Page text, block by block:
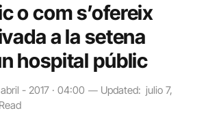
o com s’ofereix
a la setena
hospital públic
- 2017 · 04:00 Updated: julio 7,